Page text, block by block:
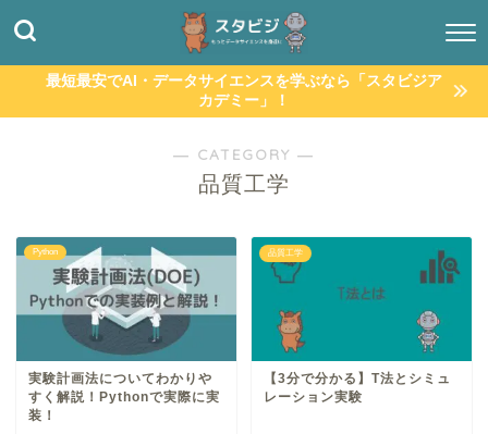
最短最安でAI・データサイエンスを学ぶなら「スタビジア
カデミー」！
― CATEGORY ―
品質工学
Python
実験計画法についてわかりや
すく解説！Pythonで実際に実
装！
品質工学
【3分で分かる】T法とシミュ
レーション実験